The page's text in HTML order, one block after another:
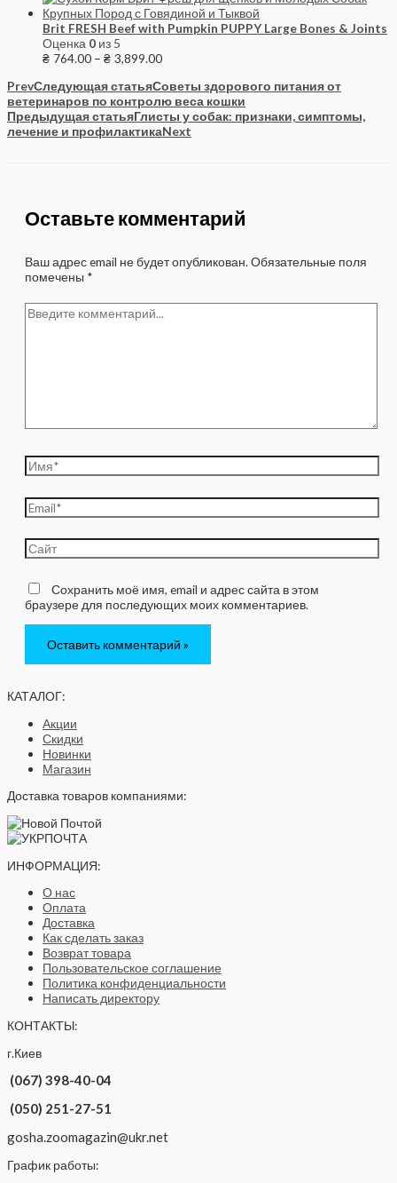
Brit FRESH Beef with Pumpkin PUPPY Large Bones & Joints
Оценка 0 из 5
₴ 764.00 – ₴ 3,899.00
PrevСледующая статьяСоветы здорового питания от
ветеринаров по контролю веса кошки
Предыдущая статьяГлисты у собак: признаки, симптомы,
лечение и профилактикаNext
Оставьте комментарий
Ваш адрес email не будет опубликован. Обязательные поля
помечены *
Введите
комментарий...
Имя*
Email*
Сайт
Сохранить моё имя, email и адрес сайта в этом
браузере для последующих моих комментариев.
КАТАЛОГ:
Акции
Скидки
Новинки
Магазин
Доставка товаров компаниями:
ИНФОРМАЦИЯ:
О нас
Оплата
Доставка
Как сделать заказ
Возврат товара
Пользовательское соглашение
Политика конфиденциальности
Написать директору
КОНТАКТЫ:
г.Киев
(067) 398-40-04
(050) 251-27-51
gosha.zoomagazin@ukr.net
График работы: